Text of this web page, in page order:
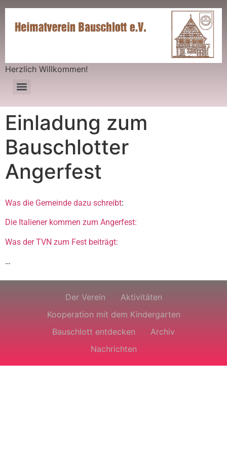
Herzlich Willkommen!
Einladung zum
Bauschlotter
Angerfest
Was die Gemeinde dazu schreibt:
Die Italiener kommen zum Angerfest:
Was der TVN zum Fest beiträgt:
…
Der Verein
Aktivitäten
Kooperation mit dem Kindergarten
Bauschlott entdecken
Archiv
Nachrichten